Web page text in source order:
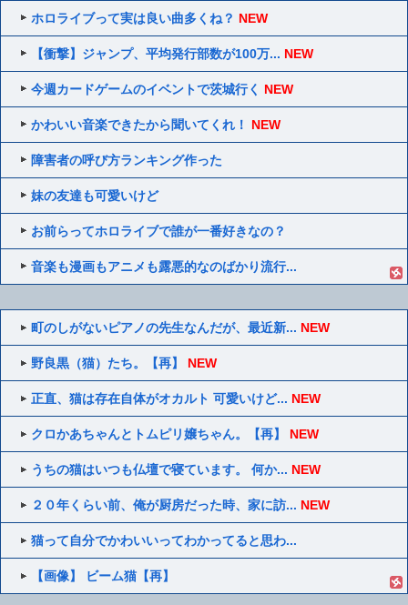
ホロライブって実は良い曲多くね？ NEW
【衝撃】ジャンプ、平均発行部数が100万... NEW
今週カードゲームのイベントで茨城行く NEW
かわいい音楽できたから聞いてくれ！ NEW
障害者の呼び方ランキング作った
妹の友達も可愛いけど
お前らってホロライブで誰が一番好きなの？
音楽も漫画もアニメも露悪的なのばかり流行...
町のしがないピアノの先生なんだが、最近新... NEW
野良黒（猫）たち。【再】 NEW
正直、猫は存在自体がオカルト 可愛いけど... NEW
クロかあちゃんとトムピリ嬢ちゃん。【再】 NEW
うちの猫はいつも仏壇で寝ています。 何か... NEW
２０年くらい前、俺が厨房だった時、家に訪... NEW
猫って自分でかわいいってわかってると思わ...
【画像】 ビーム猫【再】